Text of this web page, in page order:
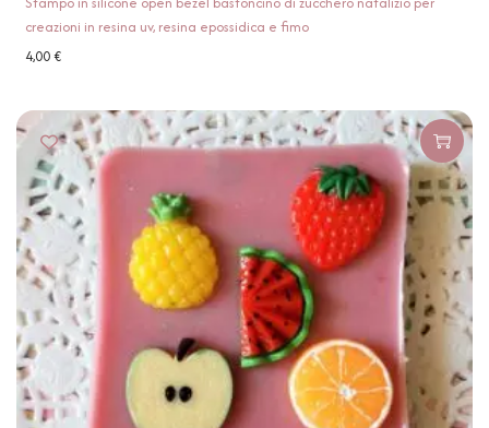
creazioni in resina uv, resina epossidica e fimo
4,00€